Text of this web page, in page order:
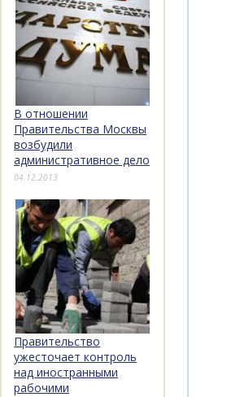
В отношении
Правительства Москвы
возбудили
административное дело
04.12.2013
Правительство
ужесточает контроль
над иностранными
рабочими